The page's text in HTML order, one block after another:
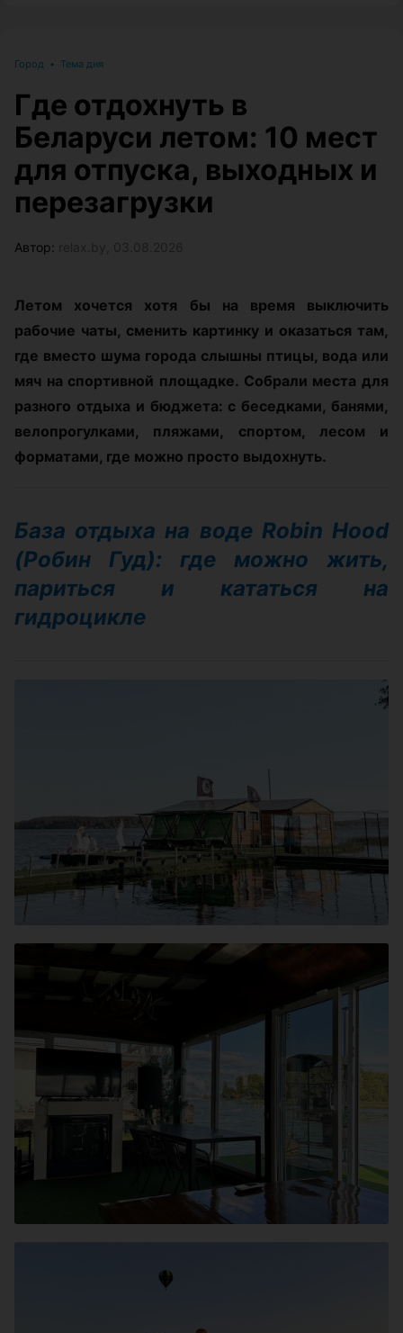
Город • Тема дня
Где отдохнуть в
Беларуси летом: 10 мест
для отпуска, выходных и
перезагрузки
Автор:
Летом хочется хотя бы на время выключить
рабочие чаты, сменить картинку и оказаться там,
где вместо шума города слышны птицы, вода или
мяч на спортивной площадке. Собрали места для
разного отдыха и бюджета: с беседками, банями,
велопрогулками, пляжами, спортом, лесом и
форматами, где можно просто выдохнуть.
База отдыха на воде Robin Hood
(Робин Гуд): где можно жить,
париться и кататься на
гидроцикле